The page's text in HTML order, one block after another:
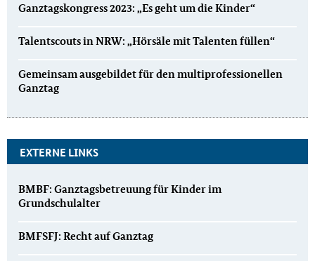
Ganztagskongress 2023: „Es geht um die Kinder“
Talentscouts in NRW: „Hörsäle mit Talenten füllen“
Gemeinsam ausgebildet für den multiprofessionellen
Ganztag
EXTERNE LINKS
BMBF: Ganztagsbetreuung für Kinder im
Grundschulalter
BMFSFJ: Recht auf Ganztag